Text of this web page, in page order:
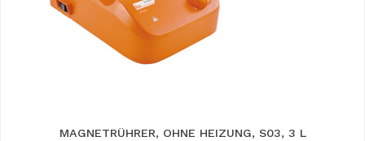
MAGNETRÜHRER, OHNE HEIZUNG, S03, 3 L